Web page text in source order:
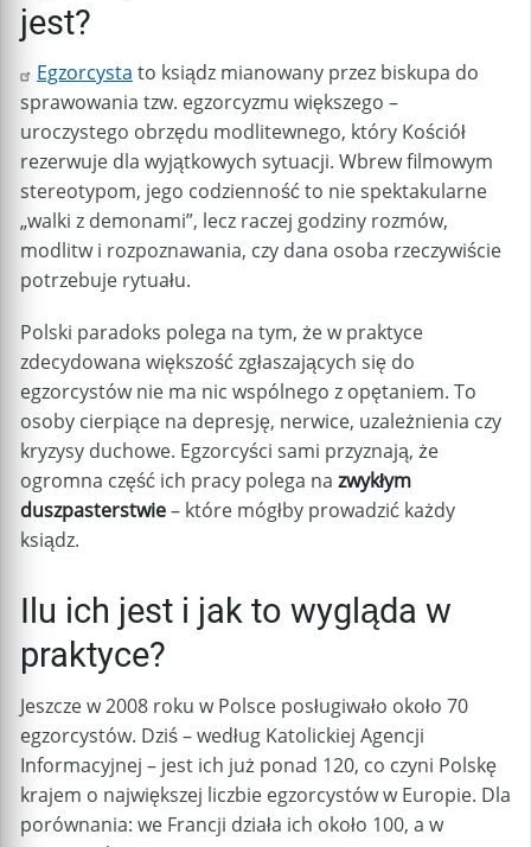
jest?
Egzorcysta to ksiądz mianowany przez biskupa do
sprawowania tzw. egzorcyzmu większego –
uroczystego obrzędu modlitewnego, który Kościół
rezerwuje dla wyjątkowych sytuacji. Wbrew filmowym
stereotypom, jego codzienność to nie spektakularne
„walki z demonami”, lecz raczej godziny rozmów,
modlitw i rozpoznawania, czy dana osoba rzeczywiście
potrzebuje rytuału.
Polski paradoks polega na tym, że w praktyce
zdecydowana większość zgłaszających się do
egzorcystów nie ma nic wspólnego z opętaniem. To
osoby cierpiące na depresję, nerwice, uzależnienia czy
kryzysy duchowe. Egzorcyści sami przyznają, że
ogromna część ich pracy polega na zwykłym
duszpasterstwie– które mógłby prowadzić każdy
ksiądz.
Ilu ich jest i jak to wygląda w
praktyce?
Jeszcze w 2008 roku w Polsce posługiwało około 70
egzorcystów. Dziś – według Katolickiej Agencji
Informacyjnej – jest ich już ponad 120, co czyni Polskę
krajem o największej liczbie egzorcystów w Europie. Dla
porównania: we Francji działa ich około 100, a w